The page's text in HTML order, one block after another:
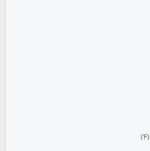
(۴)